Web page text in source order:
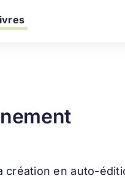
création en auto-